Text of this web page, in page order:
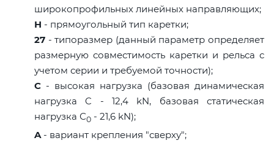
широкопрофильных линейных направляющих;
H - прямоугольный тип каретки;
27 - типоразмер (данный параметр определяет
размерную совместимость каретки и рельса с
учетом серии и требуемой точности);
C - высокая нагрузка (базовая динамическая
нагрузка C - 12,4 kN, базовая статическая
нагрузка С0 - 21,6 kN);
A- вариант крепления "сверху";